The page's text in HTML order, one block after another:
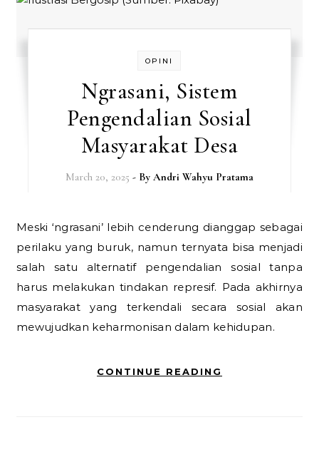
OPINI
Ngrasani, Sistem
Pengendalian Sosial
Masyarakat Desa
March 20, 2025 - By Andri Wahyu Pratama
Meski ‘ngrasani’ lebih cenderung dianggap sebagai
perilaku yang buruk, namun ternyata bisa menjadi
salah satu alternatif pengendalian sosial tanpa
harus melakukan tindakan represif. Pada akhirnya
masyarakat yang terkendali secara sosial akan
mewujudkan keharmonisan dalam kehidupan.
CONTINUE READING